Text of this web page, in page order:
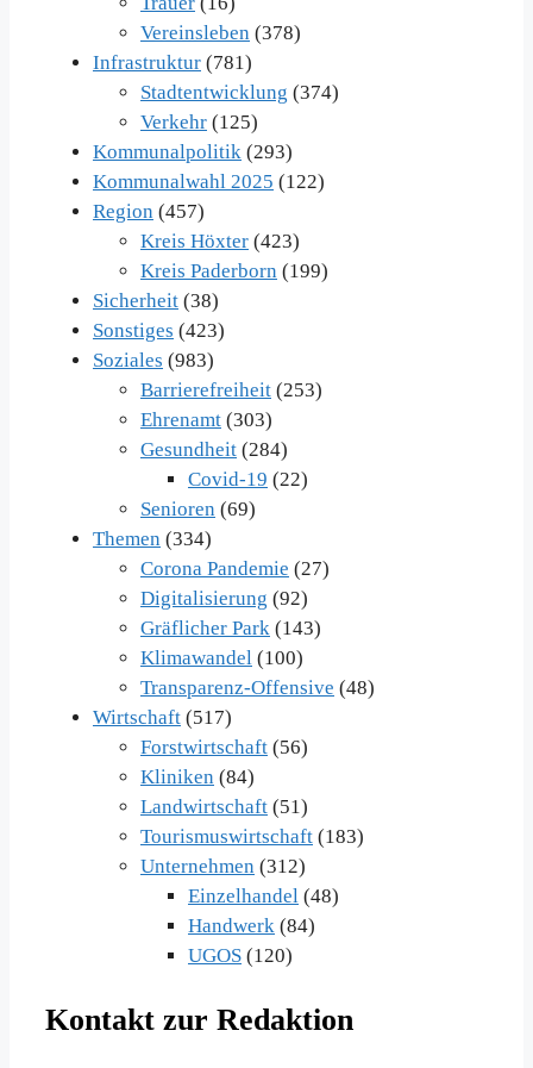
Vereinsleben (378)
Infrastruktur (781)
Stadtentwicklung (374)
Verkehr (125)
Kommunalpolitik (293)
Kommunalwahl 2025 (122)
Region (457)
Kreis Höxter (423)
Kreis Paderborn (199)
Sicherheit (38)
Sonstiges (423)
Soziales (983)
Barrierefreiheit (253)
Ehrenamt (303)
Gesundheit (284)
Covid-19 (22)
Senioren (69)
Themen (334)
Corona Pandemie (27)
Digitalisierung (92)
Gräflicher Park (143)
Klimawandel (100)
Transparenz-Offensive (48)
Wirtschaft (517)
Forstwirtschaft (56)
Kliniken (84)
Landwirtschaft (51)
Tourismuswirtschaft (183)
Unternehmen (312)
Einzelhandel (48)
Handwerk (84)
UGOS (120)
Kontakt zur Redaktion